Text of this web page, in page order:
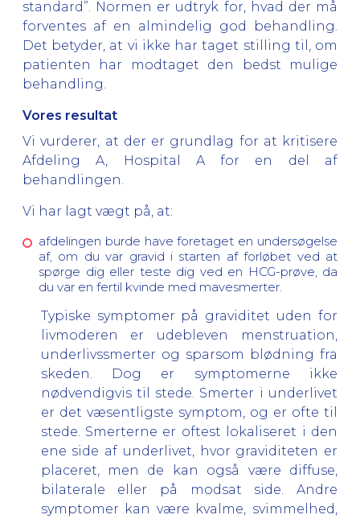
standard”. Normen er udtryk for, hvad der må
forventes af en almindelig god behandling.
Det betyder, at vi ikke har taget stilling til, om
patienten har modtaget den bedst mulige
behandling.
Vores resultat
Vi vurderer, at der er grundlag for at kritisere
Afdeling A, Hospital A for en del af
behandlingen.
Vi har lagt vægt på, at:
afdelingen burde have foretaget en undersøgelse
af, om du var gravid i starten af forløbet ved at
spørge dig eller teste dig ved en HCG-prøve, da
du var en fertil kvinde med mavesmerter.
Typiske symptomer på graviditet uden for
livmoderen er udebleven menstruation,
underlivssmerter og sparsom blødning fra
skeden. Dog er symptomerne ikke
nødvendigvis til stede. Smerter i underlivet
er det væsentligste symptom, og er ofte til
stede. Smerterne er oftest lokaliseret i den
ene side af underlivet, hvor graviditeten er
placeret, men de kan også være diffuse,
bilaterale eller på modsat side. Andre
symptomer kan være kvalme, svimmelhed,